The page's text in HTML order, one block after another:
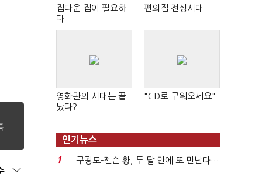
집다운 집이 필요하
다
편의점 전성시대
영화관의 시대는 끝
났다?
"CD로 구워오세요"
인기뉴스
1
구광모-젠슨 황, 두 달 만에 또 만난다…